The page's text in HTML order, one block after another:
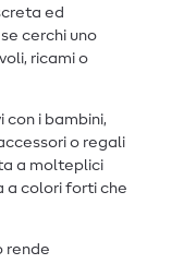
ed
cerchi uno
ricami o
con i bambini,
o regali
a molteplici
a colori forti che
rende